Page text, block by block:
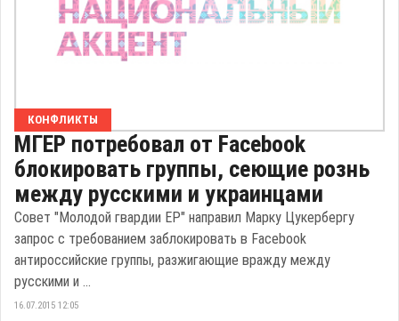
КОНФЛИКТЫ
МГЕР потребовал от Facebook
блокировать группы, сеющие рознь
между русскими и украинцами
Совет "Молодой гвардии ЕР" направил Марку Цукербергу
запрос с требованием заблокировать в Facebook
антироссийские группы, разжигающие вражду между
русскими и ...
16.07.2015 12:05